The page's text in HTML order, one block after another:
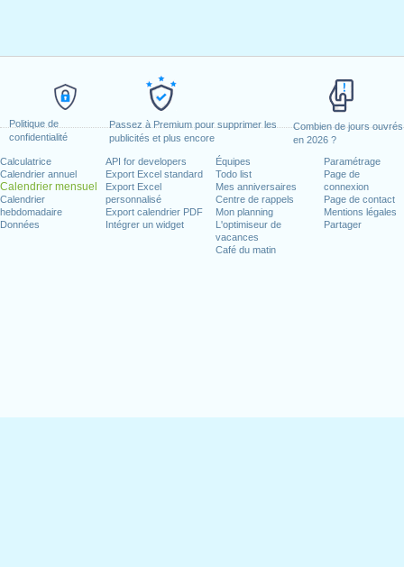
Politique de
confidentialité
Passez à Premium pour supprimer les
publicités et plus encore
Combien de jours ouvrés
en 2026 ?
Calculatrice
Calendrier annuel
Calendrier mensuel
Calendrier
hebdomadaire
Données
API for developers
Export Excel standard
Export Excel
personnalisé
Export calendrier PDF
Intégrer un widget
Équipes
Todo list
Mes anniversaires
Centre de rappels
Mon planning
L'optimiseur de
vacances
Café du matin
Paramétrage
Page de
connexion
Page de contact
Mentions légales
Partager